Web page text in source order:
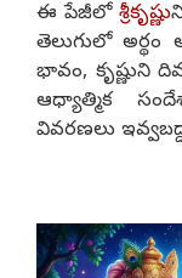
ఈ పేజీలో శ్రీకృష్ణు
తెలుగులో అర్థం
భావం, కృష్ణుని
ఆధ్యాత్మిక
వివరణలు